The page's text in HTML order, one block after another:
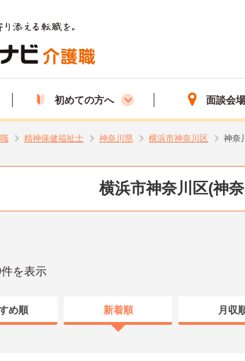
初めての方へ 面談会
精神保健福祉士 神奈川県 横浜市神奈川区 神奈
横浜市神奈川区(神
を表示
め順 新着順 月収